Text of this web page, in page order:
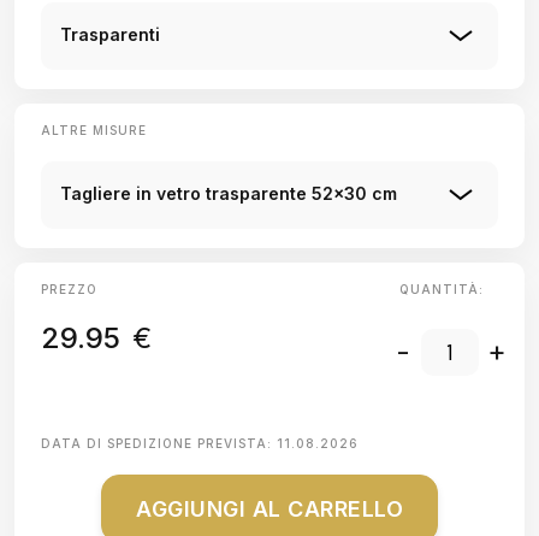
Trasparenti
ALTRE MISURE
Tagliere in vetro trasparente 52x30 cm
PREZZO
29.95 €
QUANTITÀ:
- +
DATA DI SPEDIZIONE PREVISTA: 11.08.2026
AGGIUNGI AL CARRELLO